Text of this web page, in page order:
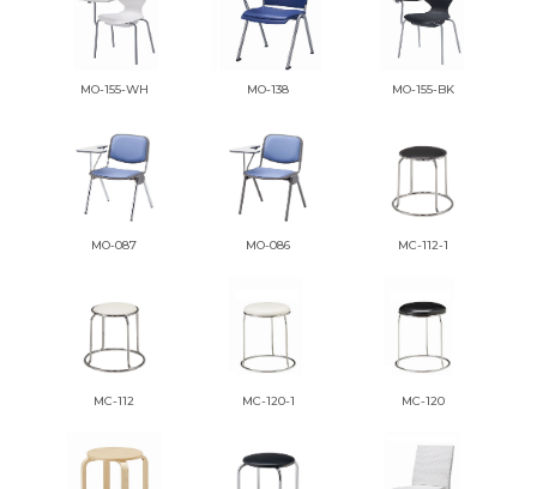
MO-155-WH MO-138 MO-155-BK
MO-087 MO-086 MC-112-1
MC-112 MC-120-1 MC-120